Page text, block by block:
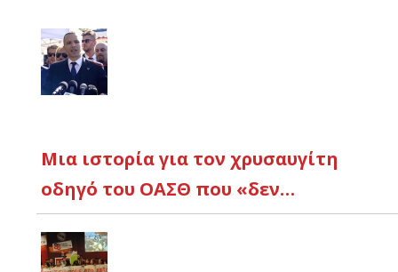
Μια ιστορία για τον χρυσαυγίτη
οδηγό του ΟΑΣΘ που «δεν…